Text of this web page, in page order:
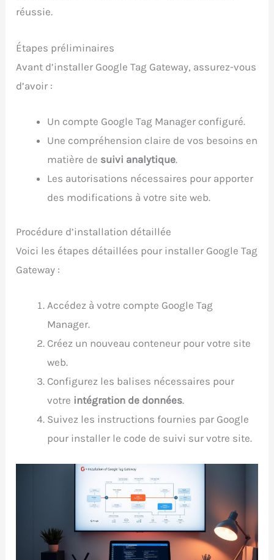
réussie.
Étapes préliminaires
Avant d’installer Google Tag Gateway, assurez-vous
d’avoir :
Un compte Google Tag Manager configuré.
Une compréhension claire de vos besoins en
matière de suivi analytique.
Les autorisations nécessaires pour apporter
des modifications à votre site web.
Procédure d’installation détaillée
Voici les étapes détaillées pour installer Google Tag
Gateway :
Accédez à votre compte Google Tag
Manager.
Créez un nouveau conteneur pour votre site
web.
Configurez les balises nécessaires pour
votre intégration de données.
Suivez les instructions fournies par Google
pour installer le code de suivi sur votre site.